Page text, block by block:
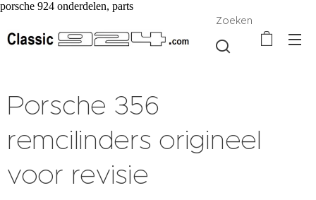
porsche 924 onderdelen, parts
Zoeken
Porsche 356
remcilinders origineel
voor revisie